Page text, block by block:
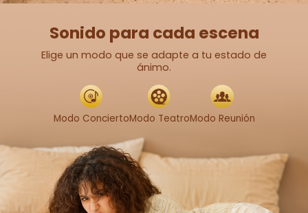
Sonido para cada escena
Elige un modo que se adapte a tu estado de
ánimo.
Modo ConciertoModo TeatroModo Reunión